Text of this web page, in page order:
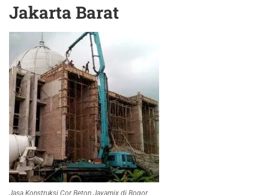
Jakarta Barat
Jasa Konstruksi Cor Beton Jayamix di Bogor